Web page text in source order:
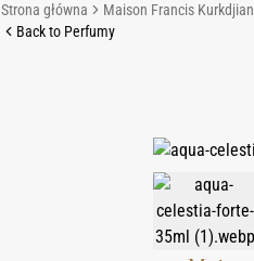
Strona główna Maison Francis Kurkdjian
Back to Perfumy